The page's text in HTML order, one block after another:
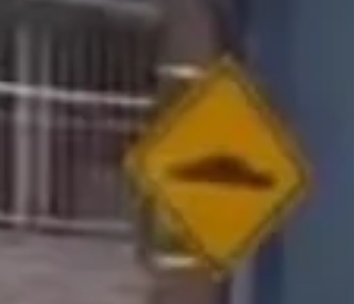
não resistiu. Segundo a Polícia Civil, o caso teve